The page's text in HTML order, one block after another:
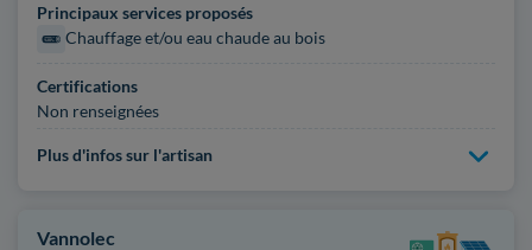
Principaux services proposés
Chauffage et/ou eau chaude au bois
Certifications
Non renseignées
Plus d'infos sur l'artisan
Vannolec